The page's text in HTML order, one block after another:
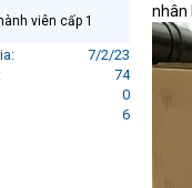
viên cấp 1
7/2/23
74
0
6
nhân